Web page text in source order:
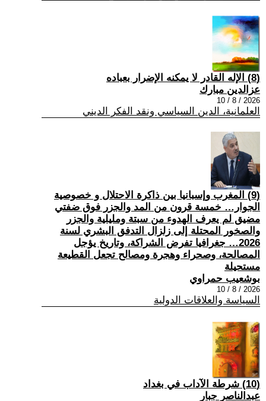
(8) الإله القادر لا يمكنه الإضرار بعباده
عزالدين مبارك
2026 / 8 / 10
العلمانية، الدين السياسي ونقد الفكر الديني
(9) المغرب وإسبانيا بين ذاكرة الاحتلال و خصوصية
الجوار… خمسة قرون من المد والجزر فوق ضفتي
مضيق لم يعرف الهدوء من سبتة ومليلية والجزر
والصخور المحتلة إلى زلزال التدفق البشري لسنة
2026… جغرافيا تفرض الشراكة، وتاريخ يؤجل
المصالحة، وصحراء وهجرة ومصالح تجعل القطيعة
مستحيلة
بوشعيب حمراوي
2026 / 8 / 10
السياسة والعلاقات الدولية
(10) شرطة الآداب في بغداد
عبدالناصر جبار